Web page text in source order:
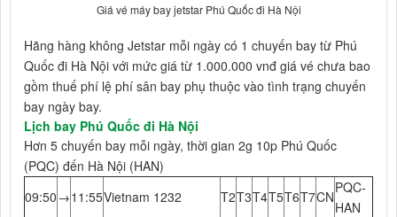
Giá vé máy bay jetstar Phú Quốc đi Hà Nội
Hãng hàng không Jetstar mỗi ngày có 1 chuyến bay từ Phú
Quốc đi Hà Nội với mức giá từ 1.000.000 vnđ giá vé chưa bao
gồm thuế phí lệ phí sân bay phụ thuộc vào tình trạng chuyến
bay ngày bay.
Lịch bay Phú Quốc đi Hà Nội
Hơn 5 chuyến bay mỗi ngày, thời gian 2g 10p Phú Quốc
(PQC) đến Hà Nội (HAN)
09:50 →11:55Vietnam 1232 T2T3T4T5T6T7CN
PQC-
HAN